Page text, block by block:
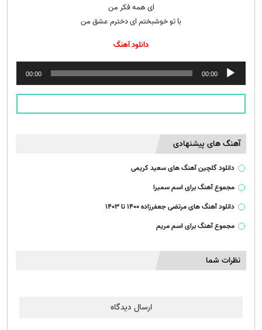
ای همه فکر من
با تو خوشبختم ای دخترم عشق من
دانلود آهنگ
پخش‌کننده
صوت
00:00
00:00
آهنگ های پیشنهادی
دانلود گلچین آهنگ های سعید کریمی
مجموع آهنگ برای اسم سمیرا
دانلود آهنگ های مرتضی جعفرزاده ۱۴۰۰ تا ۱۴۰۳
مجموع آهنگ برای اسم مریم
نظرات شما
ارسال دیدگاه